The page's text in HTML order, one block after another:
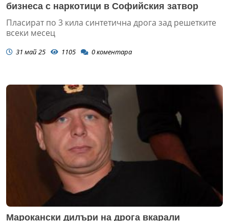
бизнеса с наркотици в Софийския затвор
Пласират по 3 кила синтетична дрога зад решетките
всеки месец
31 май 25 1105 0коментара
Марокански дилъри на дрога вкарали